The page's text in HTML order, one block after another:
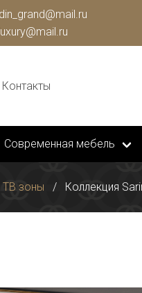
Контакты
Современная мебель
TВ зоны Коллекция